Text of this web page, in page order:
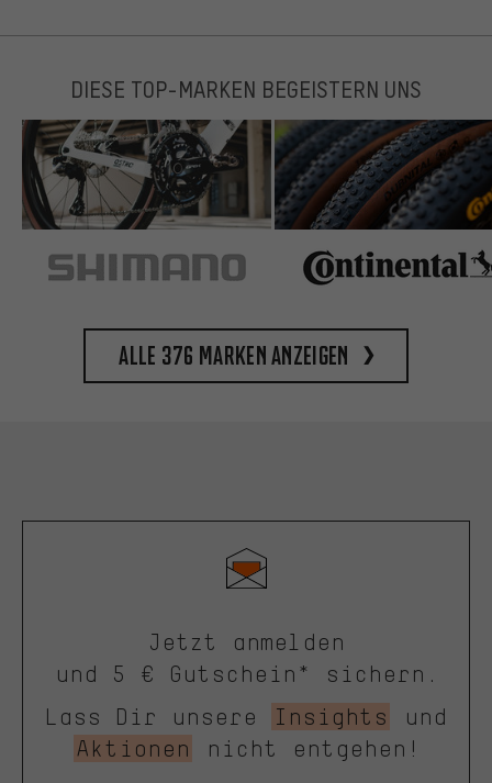
DIESE TOP-MARKEN BEGEISTERN UNS
Alle 376 Marken anzeigen
Jetzt anmelden
und 5 € Gutschein* sichern.
Lass Dir unsere
Insights
und
Aktionen
nicht entgehen!